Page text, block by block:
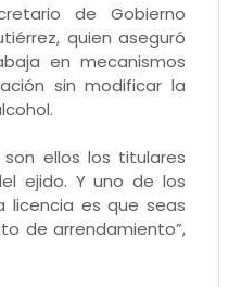
de Gobierno
quien aseguró
en mecanismos
sin modificar la
ellos los titulares
ejido. Y uno de los
licencia es que seas
de arrendamiento”,